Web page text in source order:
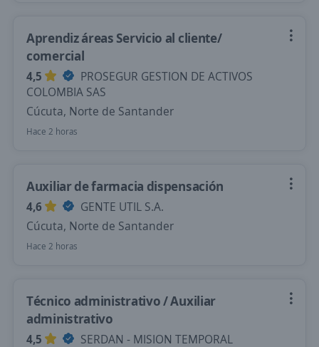
Aprendiz áreas Servicio al cliente/
comercial
4,5
PROSEGUR GESTION DE ACTIVOS
COLOMBIA SAS
Cúcuta, Norte de Santander
Hace 2 horas
Auxiliar de farmacia dispensación
4,6
GENTE UTIL S.A.
Cúcuta, Norte de Santander
Hace 2 horas
Técnico administrativo / Auxiliar
administrativo
4,5 SERDAN - MISION TEMPORAL